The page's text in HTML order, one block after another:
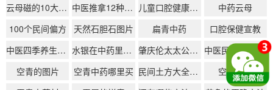
云母磁的10大功效
中医推拿12种常用手法 儿童口腔健康的重要性
中药云母
100个民间偏方
天然石胆石图片 扁青中药
口腔保健宣教
中医四季养生口诀
水银在中药里叫什么 肇庆伦太太公司怎么样
中医民间土方偏方验方
空青的图片
空青中药哪里买 民间土方大全小偏方治大病
空青中药